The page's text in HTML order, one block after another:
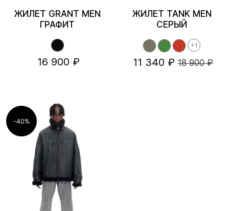
ЖИЛЕТ GRANT MEN
ГРАФИТ
16 900 ₽
ЖИЛЕТ TANK MEN
СЕРЫЙ
+1
11 340 ₽ 18 900 ₽
-40%